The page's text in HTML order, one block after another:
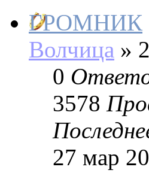
ГРОМНИК
Волчица »
0
3578
27 мар